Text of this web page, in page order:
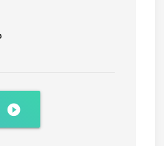
play_circle_filled